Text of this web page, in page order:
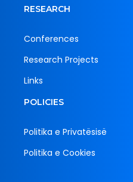
RESEARCH
Conferences
Research Projects
Links
POLICIES
Politika e Privatësisë
Politika e Cookies